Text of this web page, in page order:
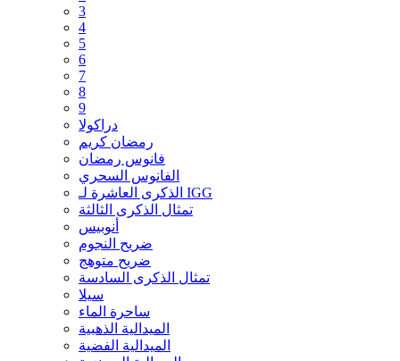
3
4
5
6
7
8
9
دراكولا
رمضان كريم
فانوس رمضان
الفانوس السحري
الذكرى العاشرة لـ IGG
تمثال الذكرى الثالثة
أنوبيس
ضريح النجوم
ضريح متوهج
تمثال الذكرى السادسة
سيلا
ساحرة الماء
الميدالية الذهبية
الميدالية الفضية